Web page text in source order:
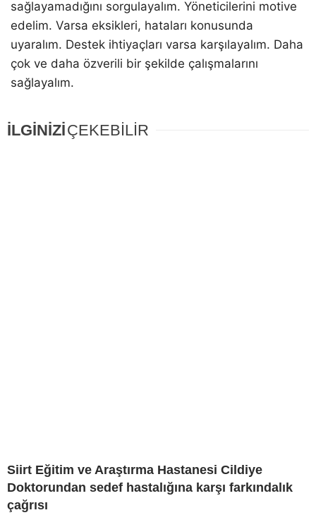
sağlayamadığını sorgulayalım. Yöneticilerini motive
edelim. Varsa eksikleri, hataları konusunda
uyaralım. Destek ihtiyaçları varsa karşılayalım. Daha
çok ve daha özverili bir şekilde çalışmalarını
sağlayalım.
İLGİNİZİÇEKEBİLİR
Siirt Eğitim ve Araştırma Hastanesi Cildiye
Doktorundan sedef hastalığına karşı farkındalık
çağrısı